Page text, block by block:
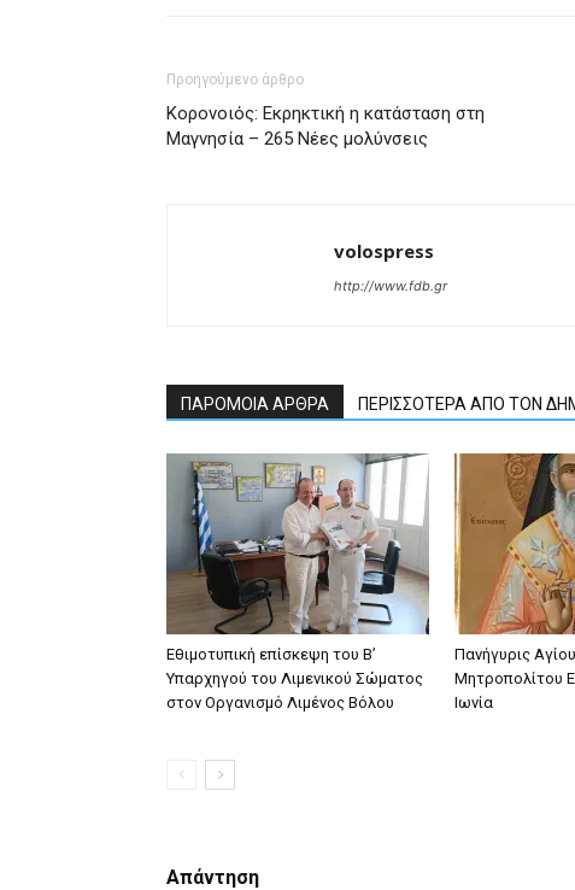
Προηγούμενο άρθρο
Κορονοιός: Εκρηκτική η κατάσταση στη
Μαγνησία – 265 Νέες μολύνσεις
volospress
http://www.fdb.gr
ΠΑΡΟΜΟΙΑ ΑΡΘΡΑ ΠΕΡΙΣΣΟΤΕΡΑ ΑΠΟ ΤΟΝ
Εθιμοτυπική επίσκεψη του Β’
Υπαρχηγού του Λιμενικού Σώματος
στον Οργανισμό Λιμένος Βόλου
Πανήγυρις
Μητροπολίτου
Ιωνία
Απάντηση